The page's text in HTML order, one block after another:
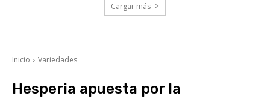
Cargar más